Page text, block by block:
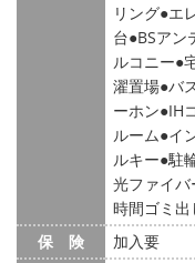
リング エ
台 BSアン
ルコニー
濯置場 バ
ーホン IH
ルーム イ
ルキー 駐
光ファイバ
時間ゴミ出
保 険
加入要